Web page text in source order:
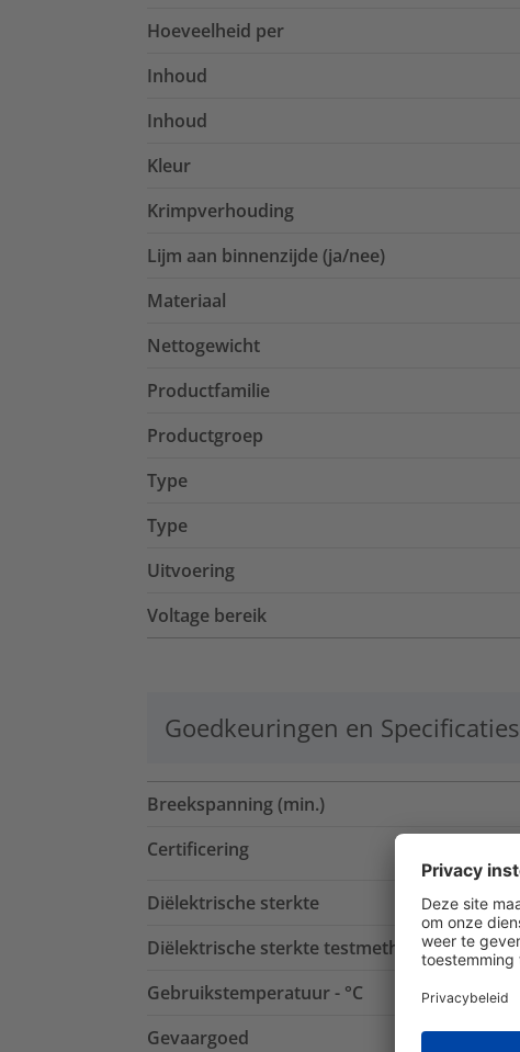
Hoeveelheid per
Inhoud
Inhoud
Kleur
Krimpverhouding
Lijm aan binnenzijde (ja/nee)
Materiaal
Nettogewicht
Productfamilie
Productgroep
Type
Type
Uitvoering
Voltage bereik
Goedkeuringen en Specificaties
Breekspanning (min.)
Certificering
Diëlektrische sterkte
Diëlektrische sterkte testmethode
Gebruikstemperatuur - °C
Gevaargoed